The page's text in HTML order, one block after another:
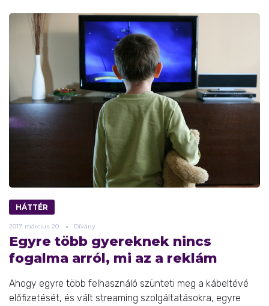
HÁTTÉR
2017. március 20. Dívány
Egyre több gyereknek nincs
fogalma arról, mi az a reklám
Ahogy egyre több felhasználó szünteti meg a kábeltévé
előfizetését, és vált streaming szolgáltatásokra, egyre